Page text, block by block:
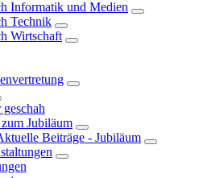
Informatik und Medien
Technik
Wirtschaft
Jubiläum
Beiträge - Jubiläum